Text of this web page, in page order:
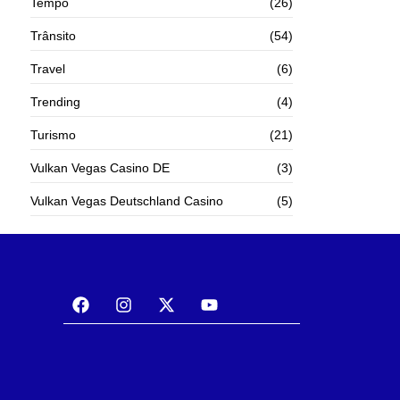
Trânsito (54)
Travel (6)
Trending (4)
Turismo (21)
Vulkan Vegas Casino DE (3)
Vulkan Vegas Deutschland Casino (5)